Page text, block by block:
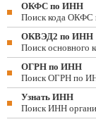
ОКФС по ИНН
Поиск кода
ОКВЭД2 по ИНН
Поиск
ОГРН по ИНН
Поиск ОГРН по
Узнать ИНН
Поиск ИНН